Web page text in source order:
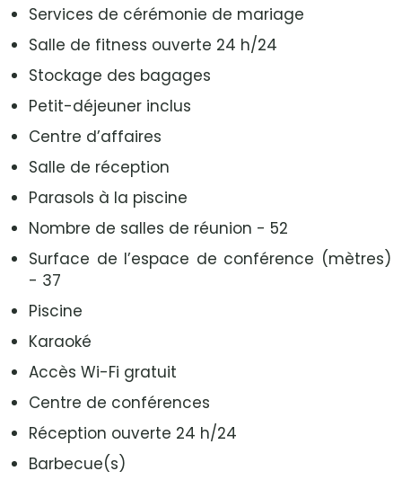
Services de cérémonie de mariage
Salle de fitness ouverte 24 h/24
Stockage des bagages
Petit-déjeuner inclus
Centre d’affaires
Salle de réception
Parasols à la piscine
Nombre de salles de réunion - 52
Surface de l’espace de conférence (mètres)
- 37
Piscine
Karaoké
Accès Wi-Fi gratuit
Centre de conférences
Réception ouverte 24 h/24
Barbecue(s)